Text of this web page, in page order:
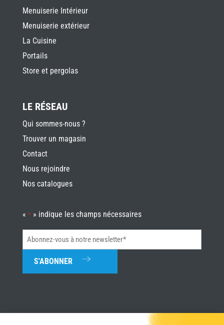
Menuiserie Intérieur
Menuiserie extérieur
La Cuisine
Portails
Store et pergolas
LE RÉSEAU
Qui sommes-nous ?
Trouver un magasin
Contact
Nous rejoindre
Nos catalogues
« * » indique les champs nécessaires
Abonnez-
vous
notre